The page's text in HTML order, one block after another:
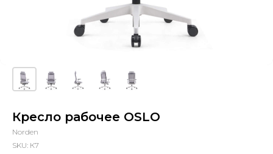
Кресло рабочее OSLO
Norden
SKU: К7